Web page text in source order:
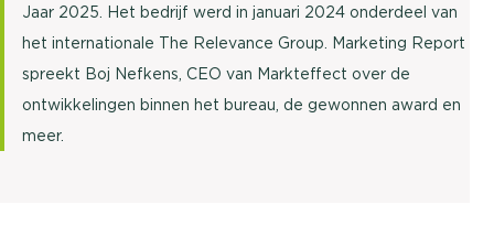
Jaar 2025. Het bedrijf werd in januari 2024 onderdeel van
het internationale The Relevance Group. Marketing Report
spreekt Boj Nefkens, CEO van Markteffect over de
ontwikkelingen binnen het bureau, de gewonnen award en
meer.